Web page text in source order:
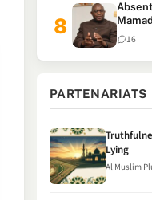
16
PARTENARIATS
Lying
Al Muslim